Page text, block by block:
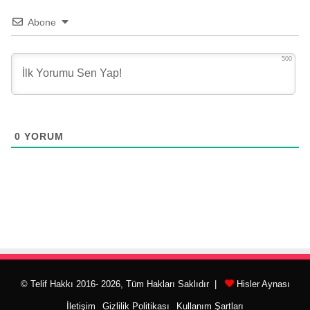
Abone
500
0 YORUM
© Telif Hakkı 2016- 2026, Tüm Hakları Saklıdır | Hisler Aynası
İletişim Gizlilik Politikası Kullanım Şartları